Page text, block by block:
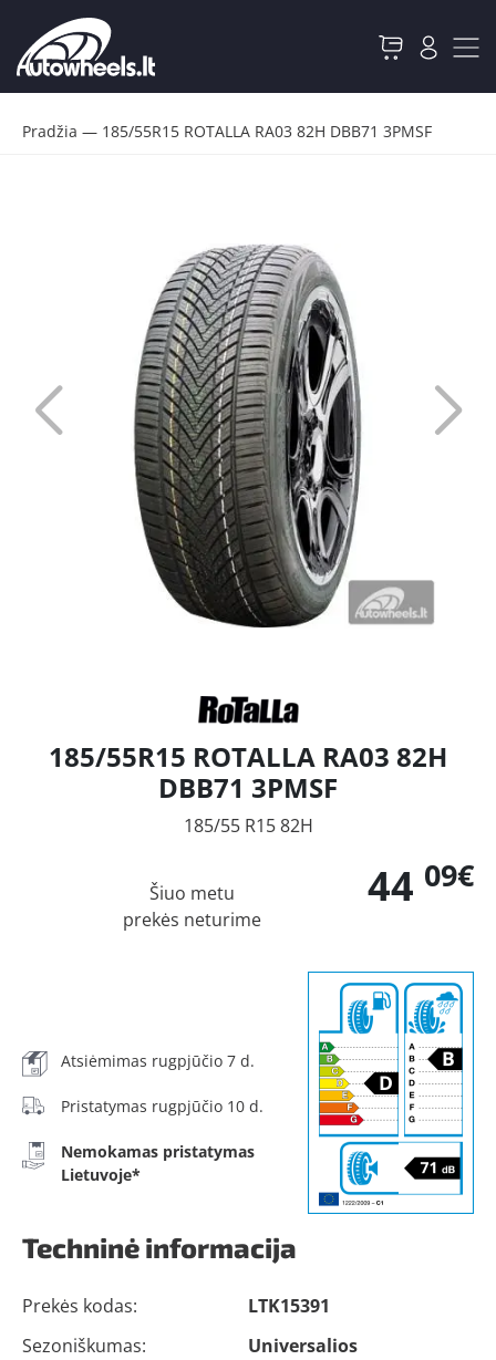
Pradžia — 185/55R15 ROTALLA RA03 82H DBB71 3PMSF
185/55R15 ROTALLA RA03 82H
DBB71 3PMSF
185/55 R15 82H
44 09€
Šiuo metu
prekės neturime
Atsiėmimas rugpjūčio 7 d.
Pristatymas rugpjūčio 10 d.
Nemokamas pristatymas
Lietuvoje*
Techninė informacija
Prekės kodas:
LTK15391
Sezoniškumas:
Universalios